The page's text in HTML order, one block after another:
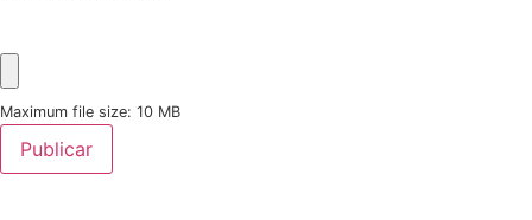
Maximum file size: 10 MB
Publicar